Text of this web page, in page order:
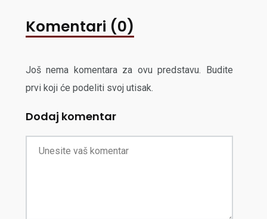
Komentari (0)
Još nema komentara za ovu predstavu. Budite
prvi koji će podeliti svoj utisak.
Dodaj komentar